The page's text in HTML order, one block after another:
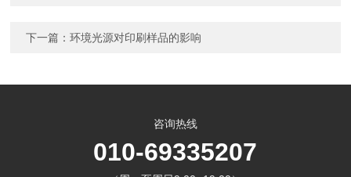
下一篇：环境光源对印刷样品的影响
咨询热线
010-69335207